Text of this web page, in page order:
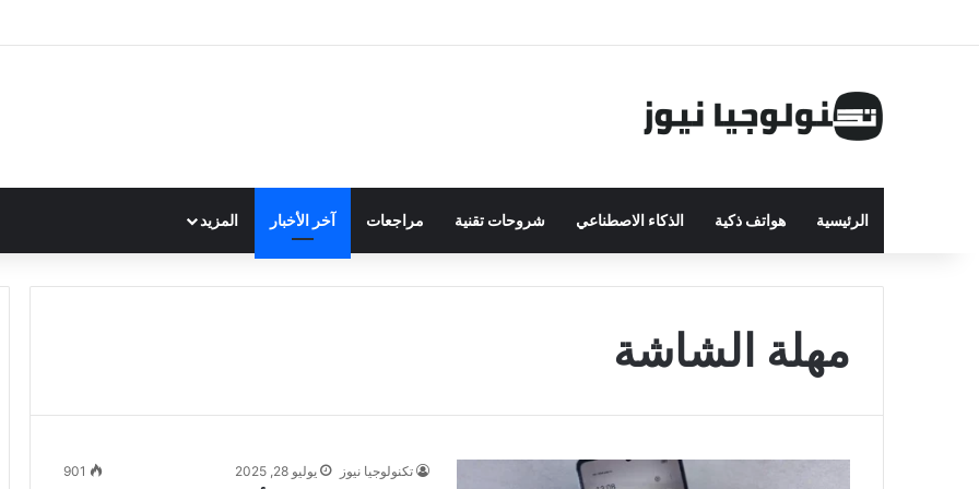
الرئيسية هواتف ذكية الذكاء الاصطناعي شروحات تقنية مراجعات آخر الأخبار المزيد
مهلة الشاشة
تكنولوجيا نيوز يوليو 28, 2025 901